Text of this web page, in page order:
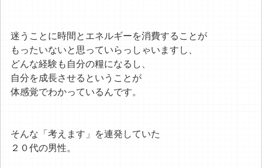
迷うことに時間とエネルギーを消費することが
もったいないと思っていらっしゃいますし、
どんな経験も自分の糧になるし、
自分を成長させるということが
体感覚でわかっているんです。
そんな「考えます」を連発していた
２０代の男性。